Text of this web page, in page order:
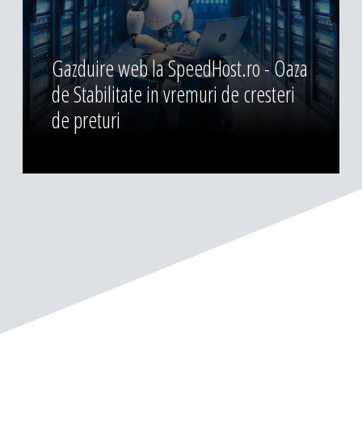
Gazduire web la SpeedHost.ro - Oaza
de Stabilitate in vremuri de cresteri
de preturi